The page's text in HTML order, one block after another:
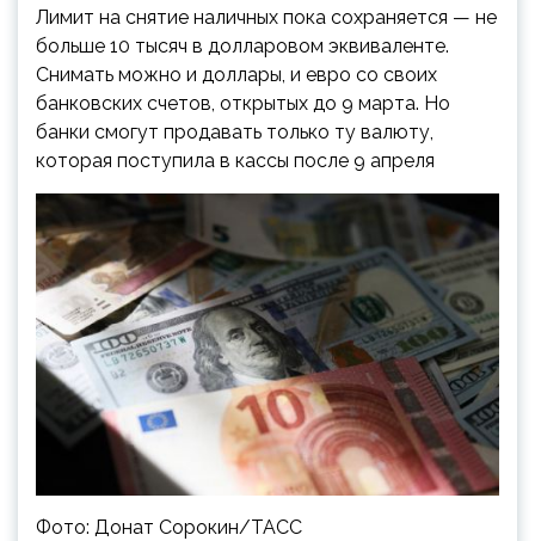
Лимит на снятие наличных пока сохраняется — не
больше 10 тысяч в долларовом эквиваленте.
Снимать можно и доллары, и евро со своих
банковских счетов, открытых до 9 марта. Но
банки смогут продавать только ту валюту,
которая поступила в кассы после 9 апреля
Фото: Донат Сорокин/ТАСС